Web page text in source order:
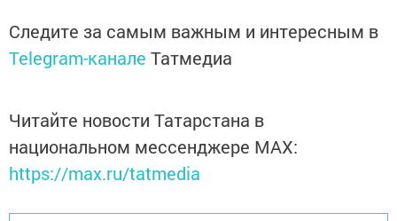
Следите за самым важным и интересным в
Telegram-канале Татмедиа
Читайте новости Татарстана в
национальном мессенджере MАХ:
https://max.ru/tatmedia